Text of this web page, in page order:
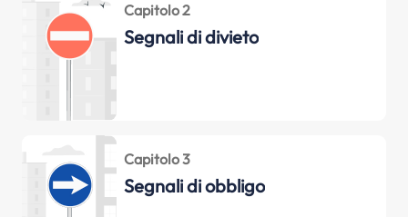
Capitolo 2
Segnali di divieto
Capitolo 3
Segnali di obbligo